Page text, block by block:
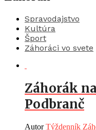
Spravodajstvo
Kultúra
Šport
Záhoráci vo svete
Záhorák
Podbranč
AutorTýždenník